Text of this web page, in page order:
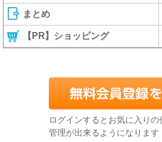
まとめ
【PR】ショッピング
ログインするとお気に入り
管理が出来るようになります